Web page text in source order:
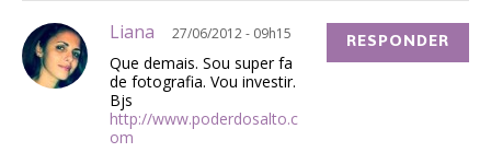
Liana 27/06/2012 - 09h15
Que demais. Sou super fa
de fotografia. Vou investir.
Bjs
http://www.poderdosalto.c
om
RESPONDER